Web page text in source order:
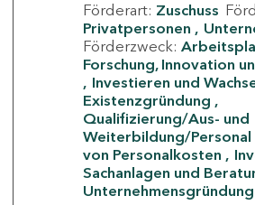
Förderart: Zuschuss
Privatpersonen
Förderzweck:
Forschung, Innovation
Investieren und
Existenzgründung
Qualifizierung/Aus- und
Weiterbildung/Personal
von Personalkosten
Sachanlagen und
Unternehmensgründung